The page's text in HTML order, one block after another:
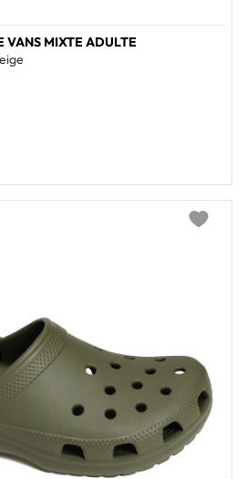
VANS MIXTE ADULTE